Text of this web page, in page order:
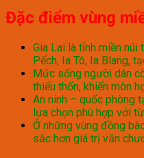
Đặc điểm vùng
Gia Lai là tỉnh miền núi
Pếch, Ia Tô, Ia Blang,
Mức sống người dân
thiếu thốn, khiến môn
An ninh – quốc phòng
lựa chọn phù hợp với
Ở những vùng đồng
sắc hơn giá trị văn